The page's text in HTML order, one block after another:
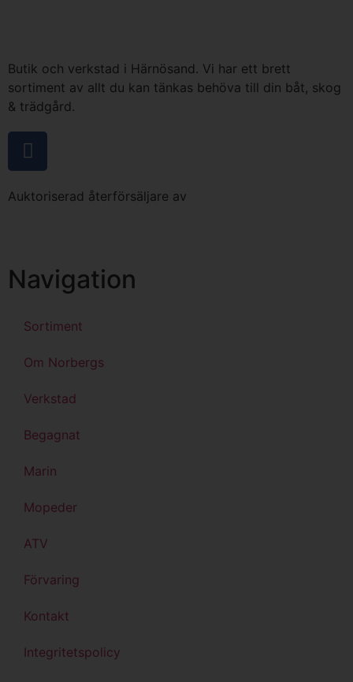
Butik och verkstad i Härnösand. Vi har ett brett
sortiment av allt du kan tänkas behöva till din båt, skog
& trädgård.
Auktoriserad återförsäljare av
Navigation
Sortiment
Om Norbergs
Verkstad
Begagnat
Marin
Mopeder
ATV
Förvaring
Kontakt
Integritetspolicy